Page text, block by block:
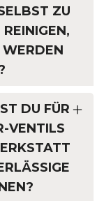
ZU
DU FÜR
VENTILS